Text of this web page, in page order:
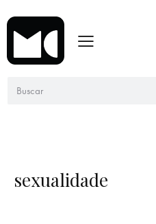
sexualidade